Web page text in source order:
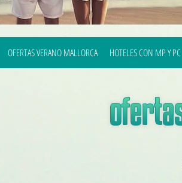
OFERTAS VERANO MALLORCA HOTELES CON MP Y PC